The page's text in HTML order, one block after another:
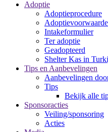
Adoptie
Adoptieprocedure
Intakeformulier
Ter adoptie
Geadopteerd
Shelter Kas in
Tips en Aanbevelingen
Aanbevelingen
Tips
Bekijk alle
Sponsoracties
Veiling/sponsoring
Acties